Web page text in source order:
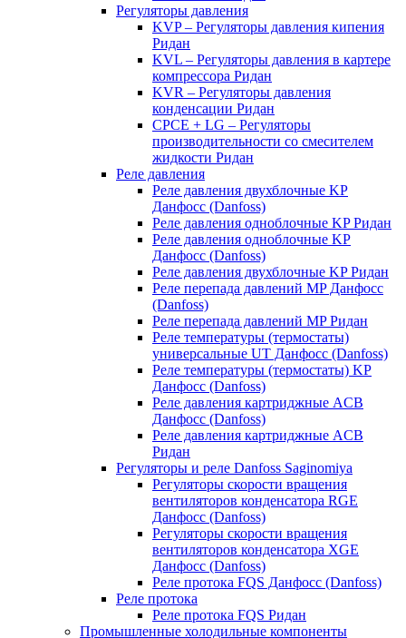
Регуляторы давления
KVP – Регуляторы давления кипения
Ридан
KVL – Регуляторы давления в картере
компрессора Ридан
KVR – Регуляторы давления
конденсации Ридан
CPCE + LG – Регуляторы
производительности со смесителем
жидкости Ридан
Реле давления
Реле давления двухблочные KP
Данфосс (Danfoss)
Реле давления одноблочные KP Ридан
Реле давления одноблочные KP
Данфосс (Danfoss)
Реле давления двухблочные KP Ридан
Реле перепада давлений MP Данфосс
(Danfoss)
Реле перепада давлений MP Ридан
Реле температуры (термостаты)
универсальные UT Данфосс (Danfoss)
Реле температуры (термостаты) KP
Данфосс (Danfoss)
Реле давления картриджные ACB
Данфосс (Danfoss)
Реле давления картриджные ACB
Ридан
Регуляторы и реле Danfoss Saginomiya
Регуляторы скорости вращения
вентиляторов конденсатора RGE
Данфосс (Danfoss)
Регуляторы скорости вращения
вентиляторов конденсатора XGE
Данфосс (Danfoss)
Реле протока FQS Данфосс (Danfoss)
Реле протока
Реле протока FQS Ридан
Промышленные холодильные компоненты